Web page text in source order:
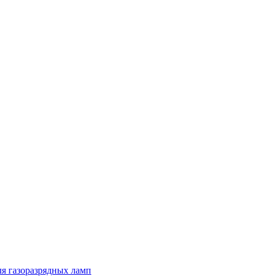
газоразрядных ламп